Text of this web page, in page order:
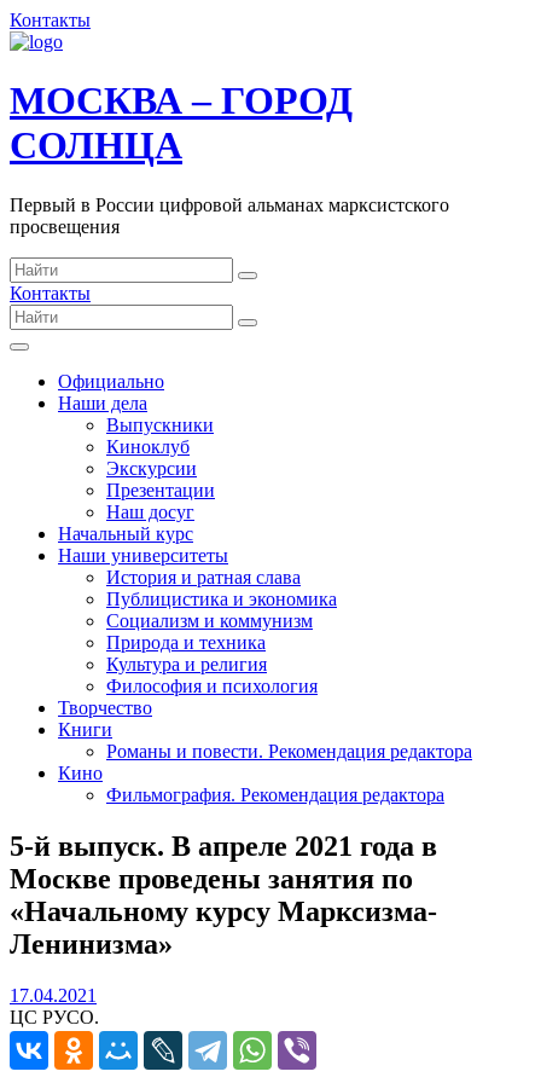
Контакты
МОСКВА – ГОРОД
СОЛНЦА
Первый в России цифровой альманах марксистского
просвещения
Контакты
Официально
Наши дела
Выпускники
Киноклуб
Экскурсии
Презентации
Наш досуг
Начальный курс
Наши университеты
История и ратная слава
Публицистика и экономика
Социализм и коммунизм
Природа и техника
Культура и религия
Философия и психология
Творчество
Книги
Романы и повести. Рекомендация редактора
Кино
Фильмография. Рекомендация редактора
5-й выпуск. В апреле 2021 года в
Москве проведены занятия по
«Начальному курсу Марксизма-
Ленинизма»
17.04.2021
ЦС РУСО.